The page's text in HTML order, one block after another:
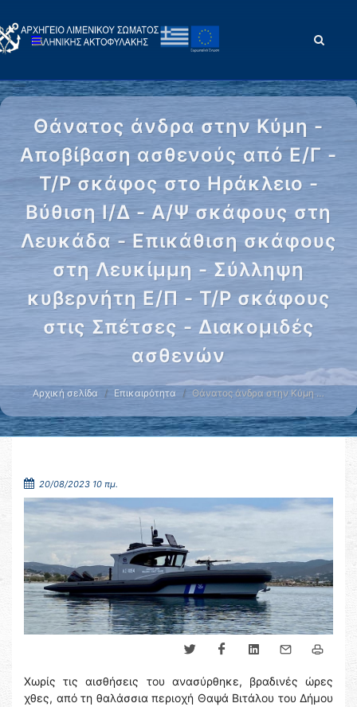
Θάνατος άνδρα στην Κύμη -
Αποβίβαση ασθενούς από Ε/Γ -
Τ/Ρ σκάφος στο Ηράκλειο -
Βύθιση Ι/Δ - Α/Ψ σκάφους στη
Λευκάδα - Επικάθιση σκάφους
στη Λευκίμμη - Σύλληψη
κυβερνήτη Ε/Π - Τ/Ρ σκάφους
στις Σπέτσες - Διακομιδές
ασθενών
Αρχική σελίδα Επικαιρότητα Θάνατος άνδρα στην Κύμη …
20/08/2023 10 πμ.
Χωρίς τις αισθήσεις του ανασύρθηκε, βραδινές ώρες
χθες, από τη θαλάσσια περιοχή Θαψά Βιτάλου του Δήμου